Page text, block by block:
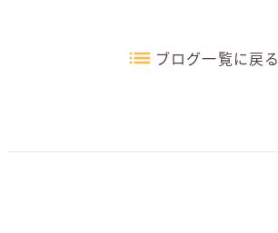
ブログ一覧に戻る